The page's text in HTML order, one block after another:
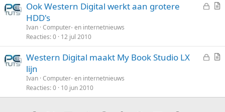
oG
o
t
k
Ook Western Digital werkt aan grotere
HDD's
Ivan Computer- en internetnieuws
Reacties 0 12 jul 2010
G
o
k
Western Digital maakt My Book Studio LX
lijn
Ivan Computer- en internetnieuws
Reacties 0 10 jun 2010